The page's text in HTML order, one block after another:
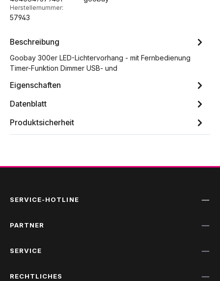
Herstellernummer:
57943
Beschreibung
Goobay 300er LED-Lichtervorhang - mit Fernbedienung
Timer-Funktion Dimmer USB- und
Eigenschaften
Datenblatt
Produktsicherheit
SERVICE-HOTLINE
PARTNER
SERVICE
RECHTLICHES